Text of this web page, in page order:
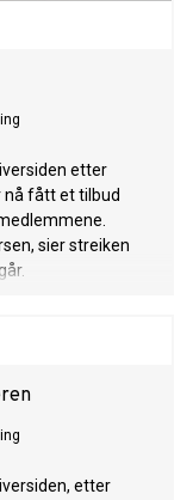
etter
nå fått et tilbud
sier streiken
etter